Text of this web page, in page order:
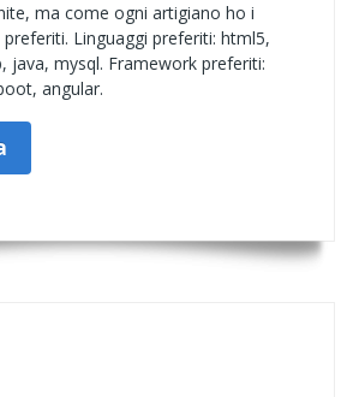
ma come ogni artigiano ho i
Linguaggi preferiti: html5,
java, mysql. Framework preferiti:
angular.